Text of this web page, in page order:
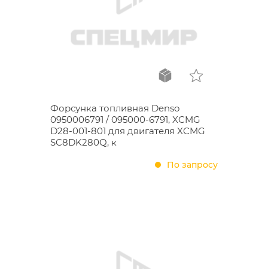
Форсунка топливная Denso
0950006791 / 095000-6791, XCMG
D28-001-801 для двигателя XCMG
SC8DK280Q, к
По запросу